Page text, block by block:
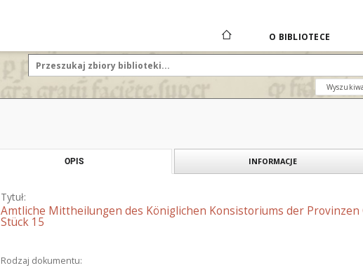
O BIBLIOTECE
OPIS INFORMACJE
Tytuł:
Amtliche Mittheilungen des Königlichen Konsistoriums der
Stück 15
Rodzaj dokumentu: